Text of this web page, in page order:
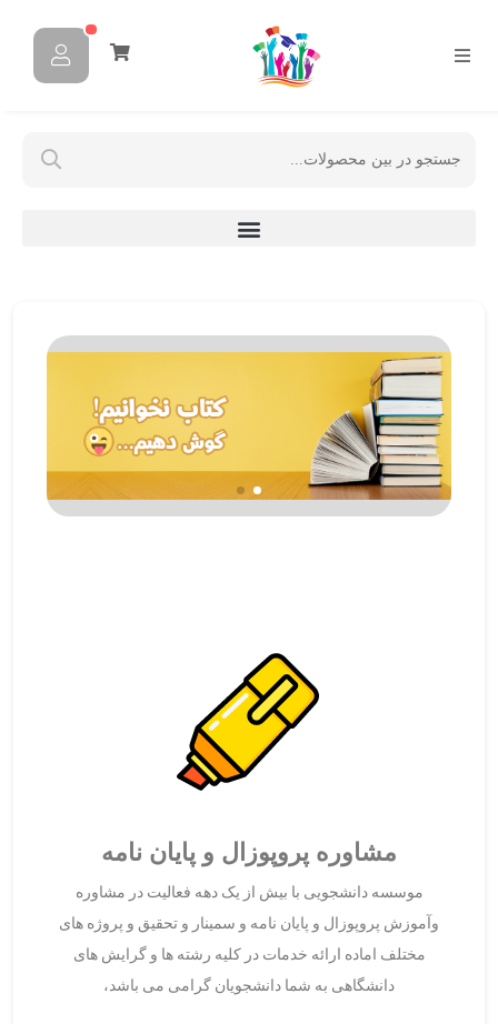
مشاوره پروپوزال و پایان نامه
موسسه دانشجویی با بیش از یک دهه فعالیت در مشاوره
وآموزش پروپوزال و پایان نامه و سمینار و تحقیق و پروژه های
مختلف اماده ارائه خدمات در کلیه رشته ها و گرایش های
دانشگاهی به شما دانشجویان گرامی می باشد،